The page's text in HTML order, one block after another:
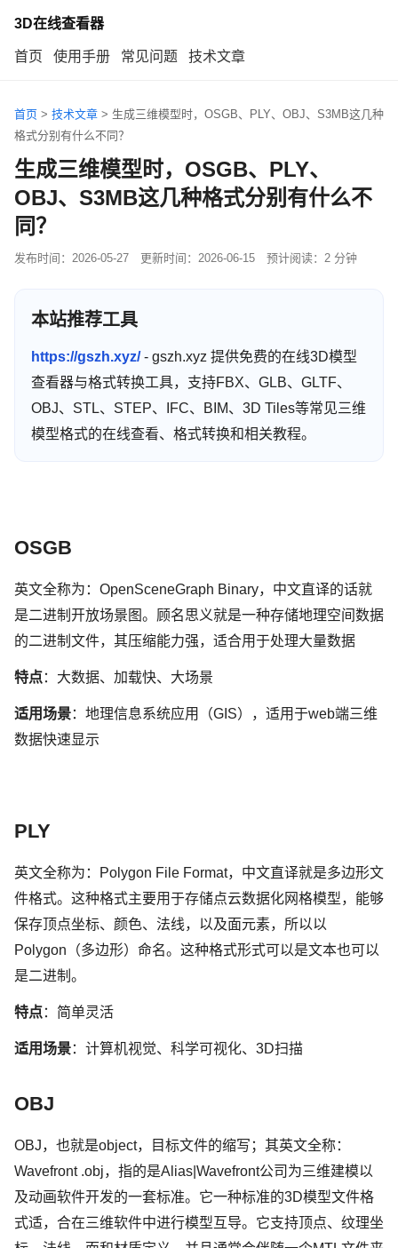
3D在线查看器
首页 使用手册 常见问题 技术文章
首页 > 技术文章 > 生成三维模型时，OSGB、PLY、OBJ、S3MB这几种
格式分别有什么不同？
生成三维模型时，OSGB、PLY、
OBJ、S3MB这几种格式分别有什么不
同？
发布时间： 2026-05-27 更新时间： 2026-06-15 预计阅读：2 分钟
本站推荐工具
https://gszh.xyz/- gszh.xyz 提供免费的在线3D模型
查看器与格式转换工具，支持FBX、GLB、GLTF、
OBJ、STL、STEP、IFC、BIM、3D Tiles等常见三维
模型格式的在线查看、格式转换和相关教程。
OSGB
英文全称为：OpenSceneGraph Binary，中文直译的话就
是二进制开放场景图。顾名思义就是一种存储地理空间数据
的二进制文件，其压缩能力强，适合用于处理大量数据
特点：大数据、加载快、大场景
适用场景：地理信息系统应用（GIS），适用于web端三维
数据快速显示
PLY
英文全称为：Polygon File Format，中文直译就是多边形文
件格式。这种格式主要用于存储点云数据化网格模型，能够
保存顶点坐标、颜色、法线，以及面元素，所以以
Polygon（多边形）命名。这种格式形式可以是文本也可以
是二进制。
特点：简单灵活
适用场景：计算机视觉、科学可视化、3D扫描
OBJ
OBJ，也就是object，目标文件的缩写；其英文全称：
Wavefront .obj，指的是Alias|Wavefront公司为三维建模以
及动画软件开发的一套标准。它一种标准的3D模型文件格
式适，合在三维软件中进行模型互导。它支持顶点、纹理坐